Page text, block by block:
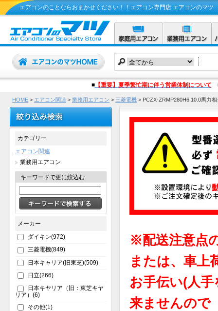
エアコンのことならおまかせください！！エアコン専門店 エアコンのマツ
■【重要】夏季繁忙期に伴う営業体制について
HOME > エアコン関連 > 業務用エアコン > 三菱電機 > PCZX-ZRMP280H6 10.0馬力
※配送注意点
または、車上
お手伝い(人
来ませんので
カテゴリー
エアコン関連
業務用エアコン
キーワードで更に絞込む
メーカー
ダイキン(972)
三菱電機(849)
日本キャリア(旧東芝)(509)
日立(266)
日本キヤリア（旧：東芝キヤ
リア）(6)
その他(1)